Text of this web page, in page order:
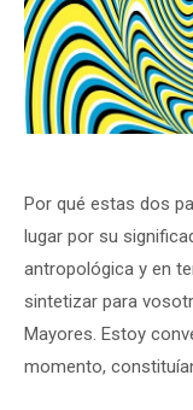
Por qué estas dos
lugar por su
antropológica y en
sintetizar para
Mayores. Estoy
momento,